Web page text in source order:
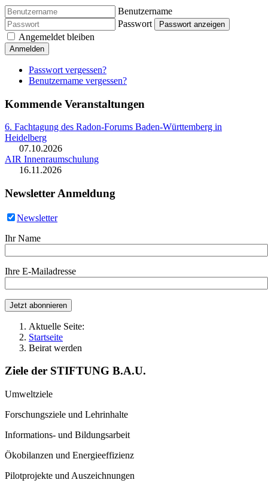
Benutzername
Passwort
Passwort anzeigen
Angemeldet bleiben
Anmelden
Passwort vergessen?
Benutzername vergessen?
Kommende Veranstaltungen
6. Fachtagung des Radon-Forums Baden-Württemberg in
Heidelberg
07.10.2026
AIR Innenraumschulung
16.11.2026
Newsletter Anmeldung
Newsletter
Ihr Name
Ihre E-Mailadresse
Aktuelle Seite:
Startseite
Beirat werden
Ziele der STIFTUNG B.A.U.
Umweltziele
Forschungsziele und Lehrinhalte
Informations- und Bildungsarbeit
Ökobilanzen und Energieeffizienz
Pilotprojekte und Auszeichnungen